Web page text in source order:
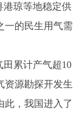
琼等地稳定供
一的民生用气需
田累计产气超10
资源勘探开发生
此，我国进入了